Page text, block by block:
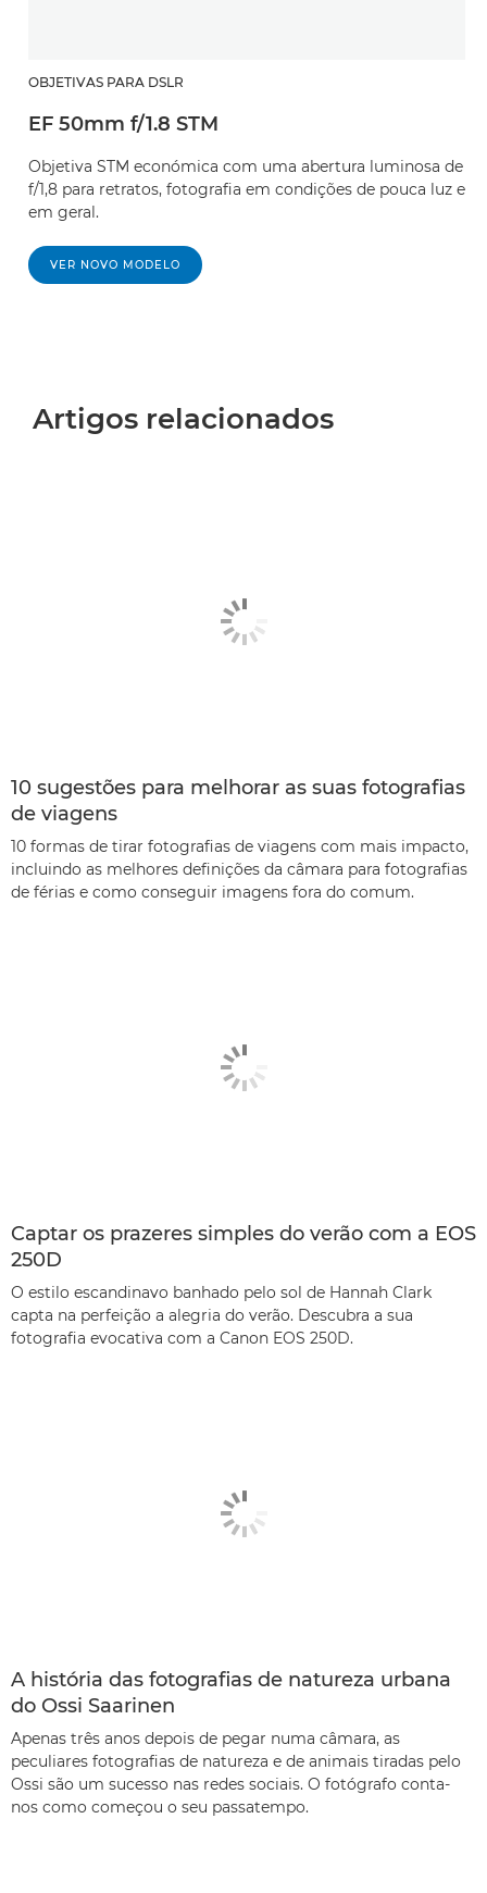
OBJETIVAS PARA DSLR
EF 50mm f/1.8 STM
Objetiva STM económica com uma abertura luminosa de
f/1,8 para retratos, fotografia em condições de pouca luz e
em geral.
VER NOVO MODELO
Artigos relacionados
10 sugestões para melhorar as suas fotografias
de viagens
10 formas de tirar fotografias de viagens com mais impacto,
incluindo as melhores definições da câmara para fotografias
de férias e como conseguir imagens fora do comum.
Captar os prazeres simples do verão com a EOS
250D
O estilo escandinavo banhado pelo sol de Hannah Clark
capta na perfeição a alegria do verão. Descubra a sua
fotografia evocativa com a Canon EOS 250D.
A história das fotografias de natureza urbana
do Ossi Saarinen
Apenas três anos depois de pegar numa câmara, as
peculiares fotografias de natureza e de animais tiradas pelo
Ossi são um sucesso nas redes sociais. O fotógrafo conta-
nos como começou o seu passatempo.